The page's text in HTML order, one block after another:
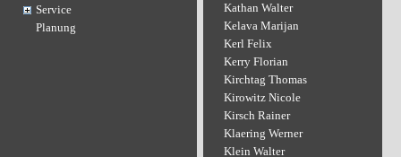
Service
Planung
Kathan Walter
Kelava Marijan
Kerl Felix
Kerry Florian
Kirchtag Thomas
Kirowitz Nicole
Kirsch Rainer
Klaering Werner
Klein Walter